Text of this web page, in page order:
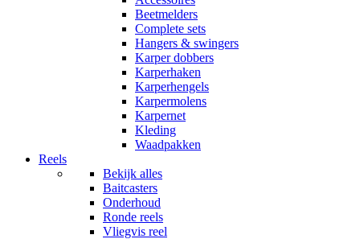
Beetmelders
Complete sets
Hangers & swingers
Karper dobbers
Karperhaken
Karperhengels
Karpermolens
Karpernet
Kleding
Waadpakken
Reels
Bekijk alles
Baitcasters
Onderhoud
Ronde reels
Vliegvis reel